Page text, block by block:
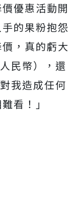
優惠活動開
的果粉抱怨
，真的虧大
民幣），還
我造成任何
看！」